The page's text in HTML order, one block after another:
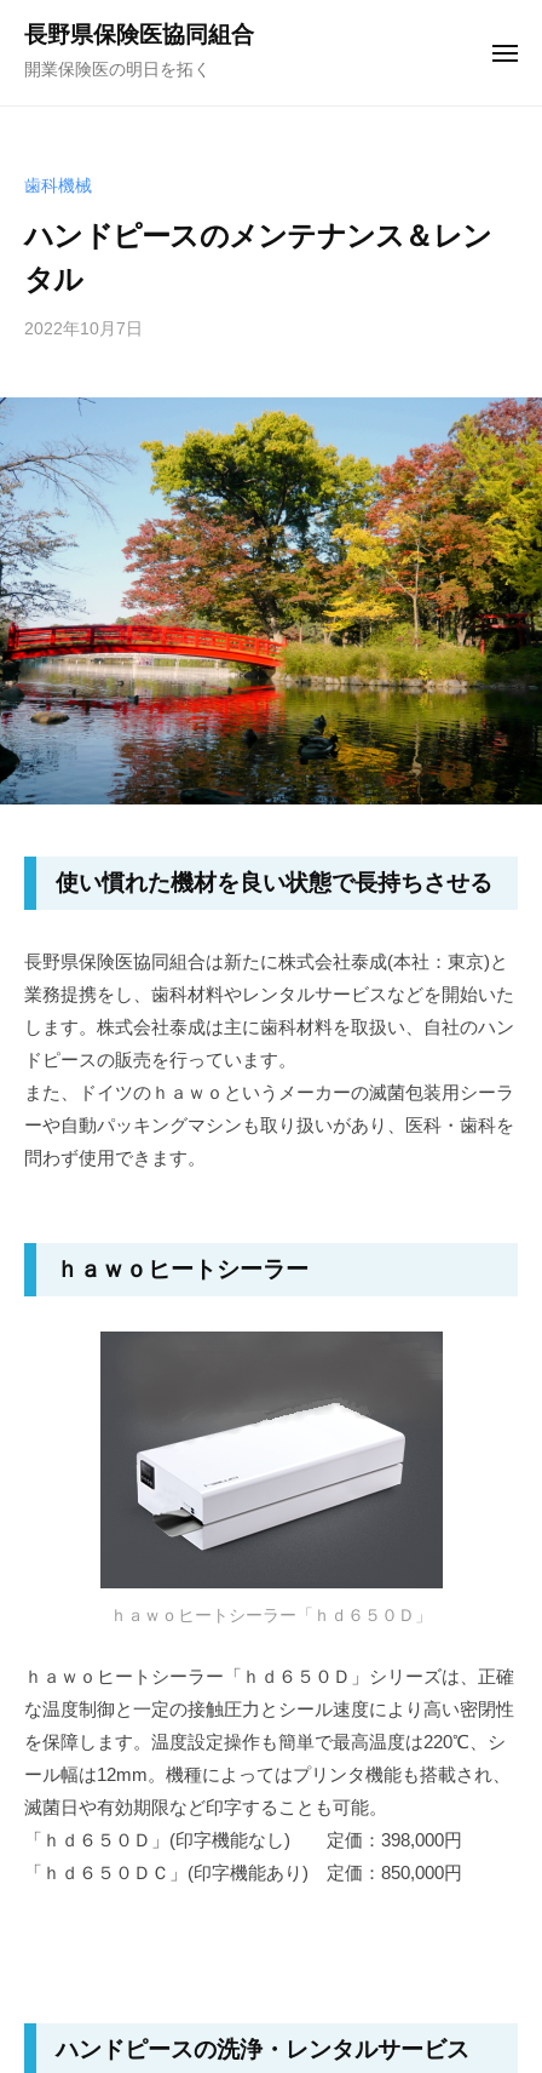
長野県保険医協同組合
開業保険医の明日を拓く
メ
歯科機械
ハンドピースのメンテナンス＆レン
タル
2022年10月7日
n
a
u
y
a
使い慣れた機材を良い状態で長持ちさせる
長野県保険医協同組合は新たに株式会社泰成(本社：東京)と
業務提携をし、歯科材料やレンタルサービスなどを開始いた
します。株式会社泰成は主に歯科材料を取扱い、自社のハン
ドピースの販売を行っています。
また、ドイツのｈａｗｏというメーカーの滅菌包装用シーラ
ーや自動パッキングマシンも取り扱いがあり、医科・歯科を
問わず使用できます。
ｈａｗｏヒートシーラー
ｈａｗｏヒートシーラー「ｈｄ６５０Ｄ」
ｈａｗｏヒートシーラー「ｈｄ６５０Ｄ」シリーズは、正確
な温度制御と一定の接触圧力とシール速度により高い密閉性
を保障します。温度設定操作も簡単で最高温度は220℃、シ
ール幅は12mm。機種によってはプリンタ機能も搭載され、
滅菌日や有効期限など印字することも可能。
「ｈｄ６５０Ｄ」(印字機能なし) 定価：398,000円
「ｈｄ６５０ＤＣ」(印字機能あり) 定価：850,000円
ハンドピースの洗浄・レンタルサービス